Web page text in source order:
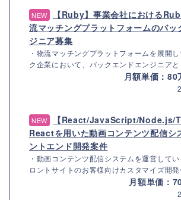
NEW
【Ruby】事業会社における
流マッチングプラットフォームのバッ
ジニア募集
・物流マッチングプラットフォームを展開
ク企業において、バックエンドエンジニアと
月額単価：
NEW
【React/JavaScript/Node.js/
Reactを用いた動画コンテンツ配信シ
ントエンド開発案件
・動画コンテンツ配信システムを運営して
ロントサイトのお客様向けカスタマイズ開発
月額単価：